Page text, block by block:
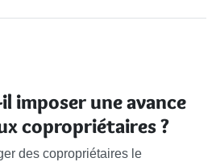
imposer une avance
copropriétaires ?
des copropriétaires le